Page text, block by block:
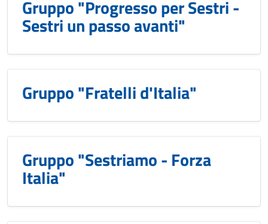
Gruppo "Progresso per Sestri -
Sestri un passo avanti"
Gruppo "Fratelli d'Italia"
Gruppo "Sestriamo - Forza
Italia"